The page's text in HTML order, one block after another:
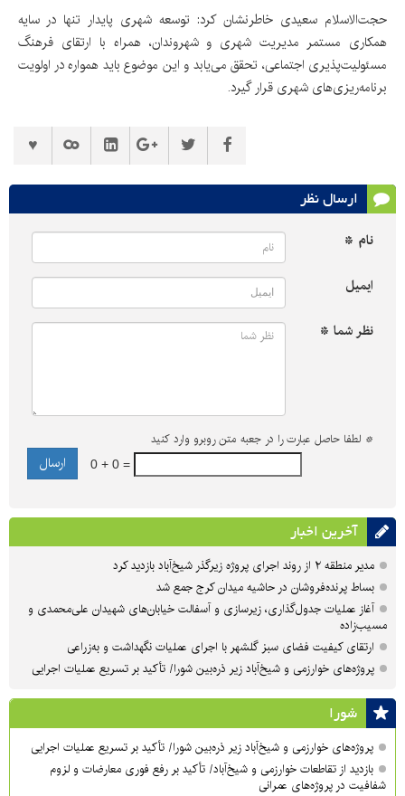
حجت‌الاسلام سعیدی خاطرنشان کرد: توسعه شهری پایدار تنها در سایه
همکاری مستمر مدیریت شهری و شهروندان، همراه با ارتقای فرهنگ
مسئولیت‌پذیری اجتماعی، تحقق می‌یابد و این موضوع باید همواره در اولویت
برنامه‌ریزی‌های شهری قرار گیرد.
ارسال نظر
نام *
ایمیل
نظر شما *
* لطفا حاصل عبارت را در جعبه متن روبرو وارد کنید
0 + 0 =
آخرین اخبار
مدیر منطقه ۲ از روند اجرای پروژه زیرگذر شیخ‌آباد بازدید کرد
بساط پرنده‌فروشان در حاشیه میدان کرج جمع شد
آغاز عملیات جدول‌گذاری، زیرسازی و آسفالت خیابان‌های شهیدان علی‌محمدی و
مسیب‌زاده
ارتقای کیفیت فضای سبز گلشهر با اجرای عملیات نگهداشت و به‌زراعی
پروژه‌های خوارزمی و شیخ‌آباد زیر ذره‌بین شورا/ تأکید بر تسریع عملیات اجرایی
شورا
پروژه‌های خوارزمی و شیخ‌آباد زیر ذره‌بین شورا/ تأکید بر تسریع عملیات اجرایی
بازدید از تقاطعات خوارزمی و شیخ‌آباد/ تأکید بر رفع فوری معارضات و لزوم
شفافیت در پروژه‌های عمرانی